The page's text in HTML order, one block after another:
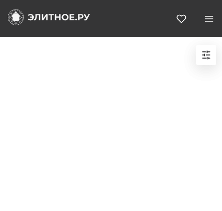
Подходящих объектов не найдено